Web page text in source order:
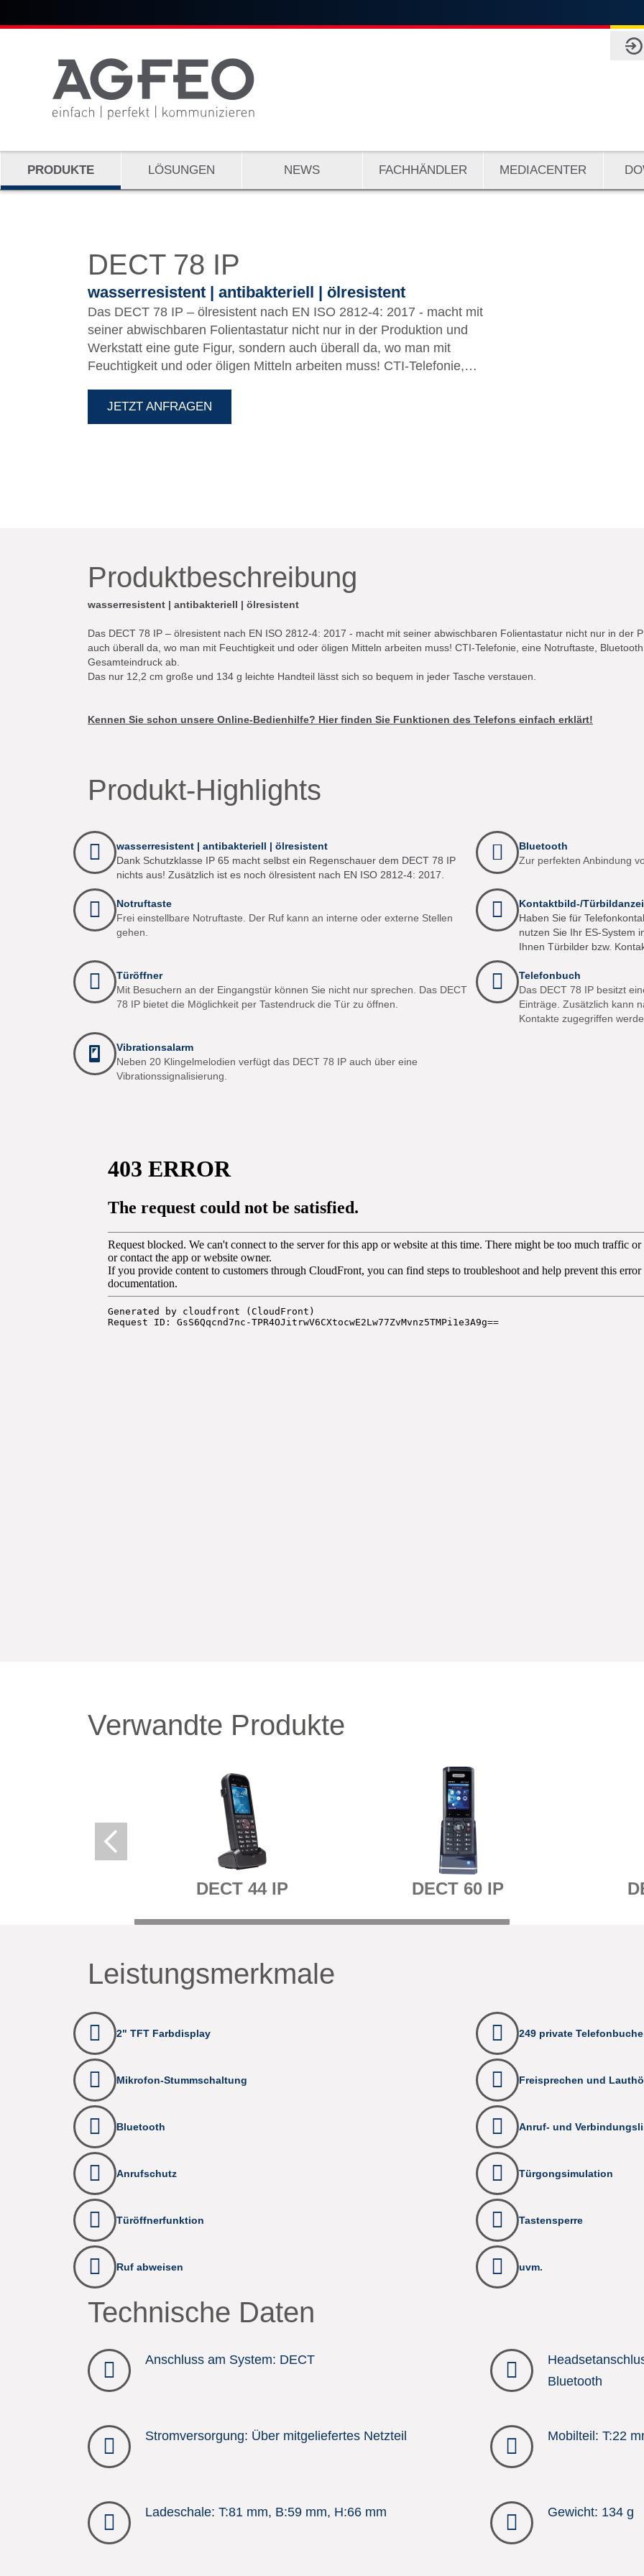
PRODUKTE LÖSUNGEN NEWS FACHHÄNDLER MEDIACENTER
DECT 78 IP
wasserresistent | antibakteriell | ölresistent
Das DECT 78 IP – ölresistent nach EN ISO 2812-4: 2017 - macht mit
seiner abwischbaren Folientastatur nicht nur in der Produktion und
Werkstatt eine gute Figur, sondern auch überall da, wo man mit
Feuchtigkeit und oder öligen Mitteln arbeiten muss! CTI-Telefonie,
starken Gesamteindruck ab. Das nur 12,2 cm große und 134 g
JETZT ANFRAGEN
Produktbeschreibung
wasserresistent | antibakteriell | ölresistent
Das DECT 78 IP – ölresistent nach EN ISO 2812-4: 2017 - macht mit seiner abwischbaren Folientastatur nicht nur in der
auch überall da, wo man mit Feuchtigkeit und oder öligen Mitteln arbeiten muss! CTI-Telefonie, eine Notruftaste,
Gesamteindruck ab.
Das nur 12,2 cm große und 134 g leichte Handteil lässt sich so bequem in jeder Tasche verstauen.
Kennen Sie schon unsere Online-Bedienhilfe? Hier finden Sie Funktionen des Telefons einfach erklärt!
Produkt-Highlights
wasserresistent | antibakteriell | ölresistent
Dank Schutzklasse IP 65 macht selbst ein Regenschauer dem DECT 78 IP
nichts aus! Zusätzlich ist es noch ölresistent nach EN ISO 2812-4: 2017.
Bluetooth
Zur perfekten Anbindung
Notruftaste
Frei einstellbare Notruftaste. Der Ruf kann an interne oder externe Stellen
gehen.
Kontaktbild-/
Haben Sie für
nutzen Sie Ihr ES-System
Ihnen Türbilder bzw.
Türöffner
Mit Besuchern an der Eingangstür können Sie nicht nur sprechen. Das DECT
78 IP bietet die Möglichkeit per Tastendruck die Tür zu öffnen.
Telefonbuch
Das DECT 78 IP besitzt
Einträge. Zusätzlich kann
Kontakte zugegriffen
Vibrationsalarm
Neben 20 Klingelmelodien verfügt das DECT 78 IP auch über eine
Vibrationssignalisierung.
Verwandte Produkte
DECT 44 IP DECT 60 IP
Leistungsmerkmale
2" TFT Farbdisplay 249 private
Mikrofon-Stummschaltung Freisprechen und
Bluetooth Anruf- und
Anrufschutz Türgongsimulation
Türöffnerfunktion Tastensperre
Ruf abweisen uvm.
Technische Daten
Anschluss am System: DECT
Bluetooth
Stromversorgung: Über mitgeliefertes Netzteil Mobilteil: T:22
Ladeschale: T:81 mm, B:59 mm, H:66 mm Gewicht: 134 g